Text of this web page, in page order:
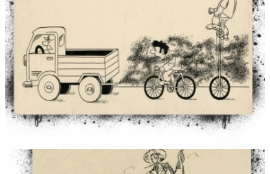
Virtuali Jono Nekrašiaus mobiliografijos paroda „Vienybės
su Ukraina“
„Kovodami dėl savo tautos laisvės ir nepriklausomybės mes
kartu kovojame ir dėl viso kultūringojo pasaulio likimo“
„Tegul sklinda tautoje Vlado Pūtvio idėjos“
Kelyje į nepriklausomą Lietuvą. Vlado Putvinskio-Pūtvio
veikla lietuvių tautiniame atgimime
Vladas Putvinskis-Pūtvis – Lietuvos šaulių sąjungos